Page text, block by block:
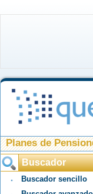
Planes de
Buscador
Buscador sencillo